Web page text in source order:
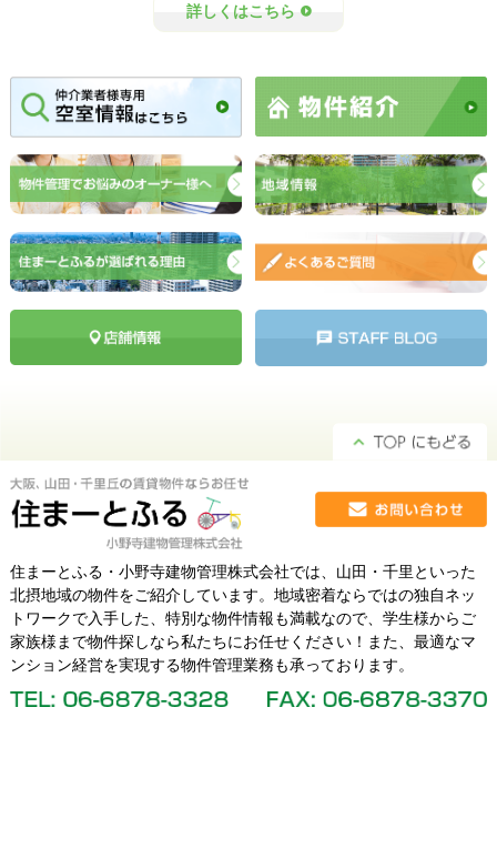
詳しくはこちら
住まーとふる・小野寺建物管理株式会社では、山田・千里といった
北摂地域の物件をご紹介しています。地域密着ならではの独自ネッ
トワークで入手した、特別な物件情報も満載なので、学生様からご
家族様まで物件探しなら私たちにお任せください！また、最適なマ
ンション経営を実現する物件管理業務も承っております。